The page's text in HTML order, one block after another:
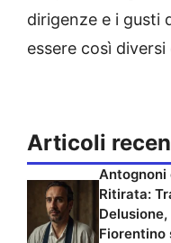
dirigenze e i gusti
essere così
Articoli
Antognoni
Ritirata:
Delusione,
Fiorentino